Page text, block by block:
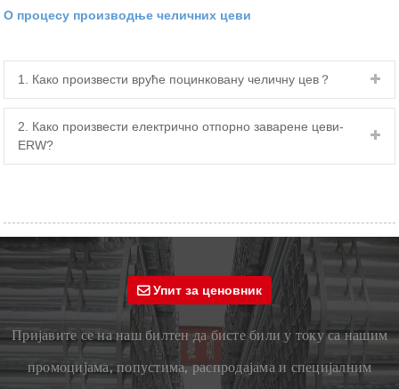
О процесу производње челичних цеви
1. Како произвести вруће поцинковану челичну цев？
2. Како произвести електрично отпорно заварене цеви-
ERW?
Упит за ценовник
Пријавите се на наш билтен да бисте били у току са нашим
промоцијама, попустима, распродајама и специјалним